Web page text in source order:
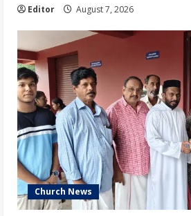
Editor August 7, 2026
Church News